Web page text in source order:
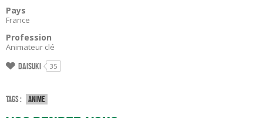
Pays
France
Profession
Animateur clé
Daisuki 35
Tags : Anime